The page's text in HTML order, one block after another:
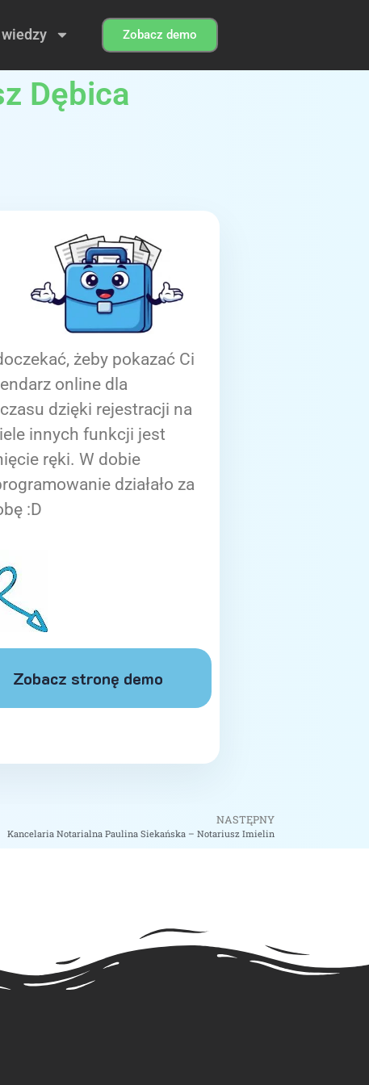
Zobacz demo
Dębica
żeby pokazać Ci
online dla
dzięki rejestracji na
innych funkcji jest
ręki. W dobie
działało za
:D
Zobacz stronę demo
NASTĘPNY
Kancelaria Notarialna Paulina Siekańska – Notariusz Imielin